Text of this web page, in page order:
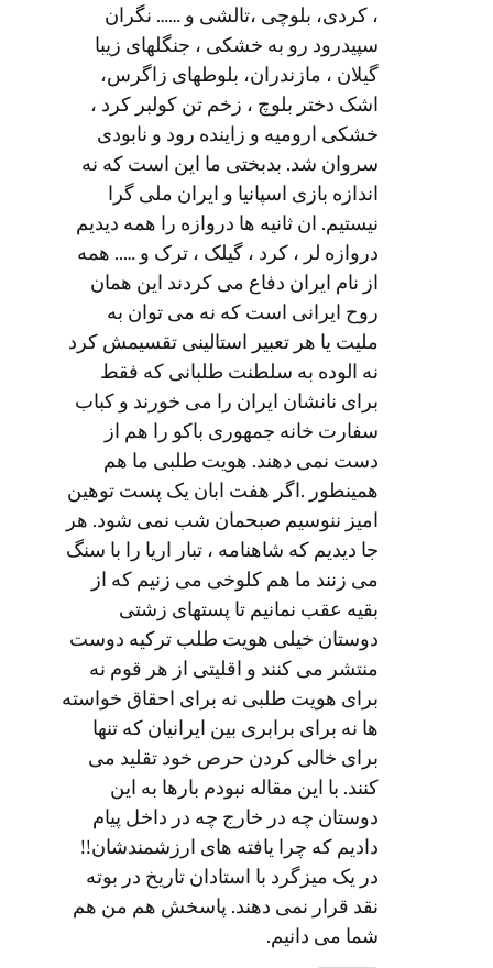
، کردی، بلوچی ،تالشی و …… نگران
سپیدرود رو به خشکی ، جنگلهای زیبا
گیلان ، مازندران، بلوطهای زاگرس،
اشک دختر بلوچ ، زخم تن کولبر کرد ،
خشکی ارومیه و زاینده رود و نابودی
سروان شد. بدبختی ما این است که نه
اندازه بازی اسپانیا و ایران ملی گرا
نیستیم. ان ثانیه ها دروازه را همه دیدیم
دروازه لر ، کرد ، گیلک ، ترک و ….. همه
از نام ایران دفاع می کردند این همان
روح ایرانی است که نه می توان به
ملیت یا هر تعبیر استالینی تقسیمش کرد
نه الوده به سلطنت طلبانی که فقط
برای نانشان ایران را می خورند و کباب
سفارت خانه جمهوری باکو را هم از
دست نمی دهند. هویت طلبی ما هم
همینطور .اگر هفت ابان یک پست توهین
امیز ننوسیم صبحمان شب نمی شود. هر
جا دیدیم که شاهنامه ، تبار اریا را با سنگ
می زنند ما هم کلوخی می زنیم که از
بقیه عقب نمانیم تا پستهای زشتی
دوستان خیلی هویت طلب ترکیه دوست
منتشر می کنند و اقلیتی از هر قوم نه
برای هویت طلبی نه برای احقاق خواسته
ها نه برای برابری بین ایرانیان که تنها
برای خالی کردن حرص خود تقلید می
کنند. با این مقاله نبودم بارها به این
دوستان چه در خارج چه در داخل پیام
دادیم که چرا یافته های ارزشمندشان!!
در یک میزگرد با استادان تاریخ در بوته
نقد قرار نمی دهند. پاسخش هم من هم
شما می دانیم.